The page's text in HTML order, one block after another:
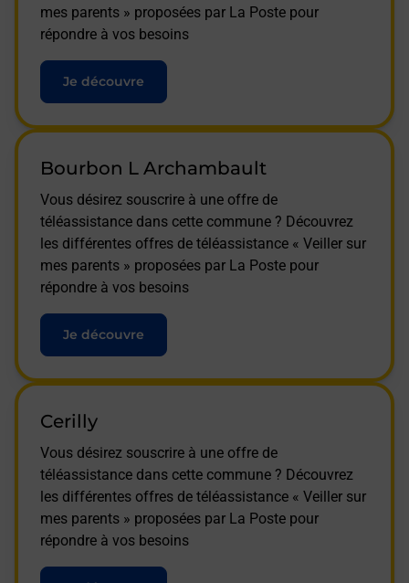
mes parents » proposées par La Poste pour
répondre à vos besoins
Je découvre
Bourbon L Archambault
Vous désirez souscrire à une offre de
téléassistance dans cette commune ? Découvrez
les différentes offres de téléassistance « Veiller sur
mes parents » proposées par La Poste pour
répondre à vos besoins
Je découvre
Cerilly
Vous désirez souscrire à une offre de
téléassistance dans cette commune ? Découvrez
les différentes offres de téléassistance « Veiller sur
mes parents » proposées par La Poste pour
répondre à vos besoins